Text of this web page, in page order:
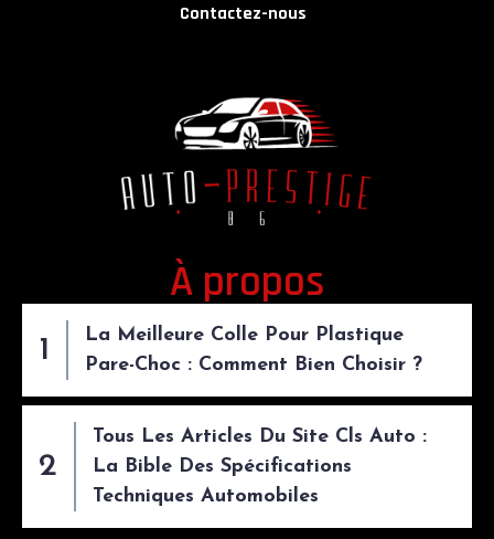
Contactez-nous
À propos
La Meilleure Colle Pour Plastique
Pare-Choc : Comment Bien Choisir ?
Tous Les Articles Du Site Cls Auto :
La Bible Des Spécifications
Techniques Automobiles